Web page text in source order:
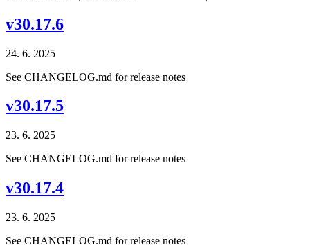
v30.17.6
24. 6. 2025
See CHANGELOG.md for release notes
v30.17.5
23. 6. 2025
See CHANGELOG.md for release notes
v30.17.4
23. 6. 2025
See CHANGELOG.md for release notes